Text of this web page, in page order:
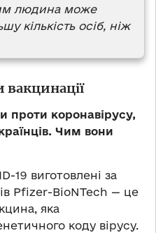
людина може
кількість осіб, ніж
вакцинації
проти коронавірусу,
Чим вони
19 виготовлені за
Pfizer-BioNTech — це
яка
коду вірусу.